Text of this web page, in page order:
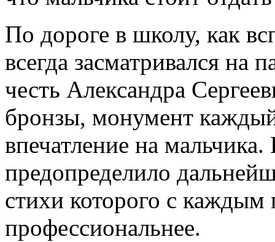
По дороге в школу, как
всегда засматривался на
честь Александра
бронзы, монумент
впечатление на
предопределило
стихи которого с каждым
профессиональнее.